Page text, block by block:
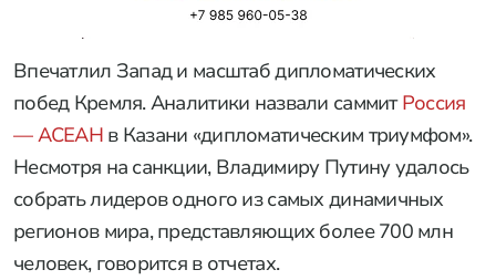
Впечатлил Запад и масштаб дипломатических
побед Кремля. Аналитики назвали саммитРоссия
— АСЕАНв Казани «дипломатическим триумфом».
Несмотря на санкции, Владимиру Путину удалось
собрать лидеров одного из самых динамичных
регионов мира, представляющих более 700 млн
человек, говорится в отчетах.